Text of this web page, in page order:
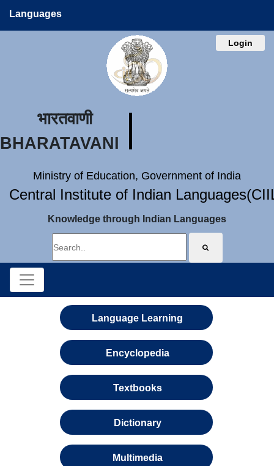
Languages
Login
भारतवाणी
BHARATAVANI
Ministry of Education, Government of India
Central Institute of Indian
Knowledge through Indian Languages
Language Learning
Encyclopedia
Textbooks
Dictionary
Multimedia